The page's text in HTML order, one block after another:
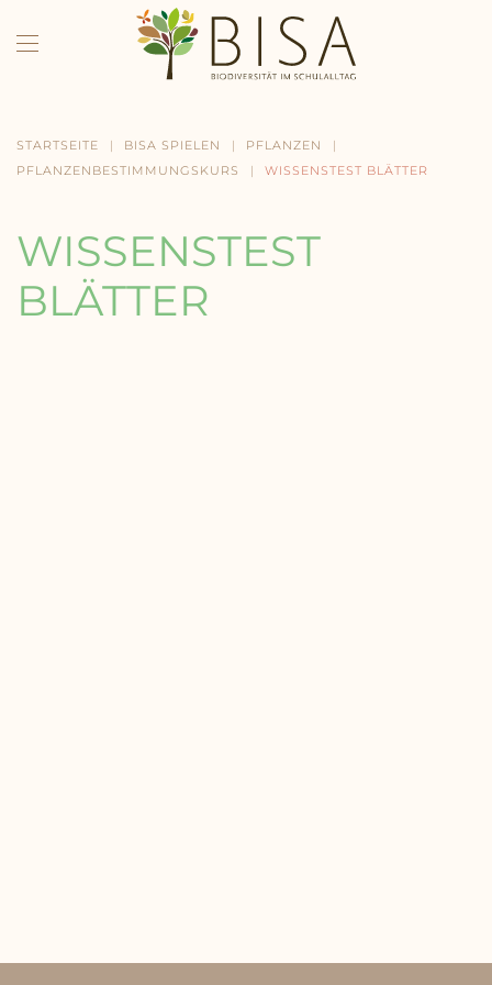
Skip to main content
STARTSEITE BISA SPIELEN
PFLANZEN
PFLANZENBESTIMMUNGSKURS
WISSENSTEST BLÄTTER
WISSENSTEST
BLÄTTER